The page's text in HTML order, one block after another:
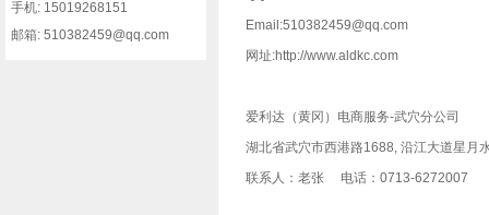
手机: 15019268151
邮箱: 510382459@qq.com
Email:510382459@qq.com
网址:http://www.aldkc.com
爱利达（黄冈）电商服务-武穴分公司
湖北省武穴市西港路1688, 沿江大道星月
联系人：老张 电话：0713-6272007